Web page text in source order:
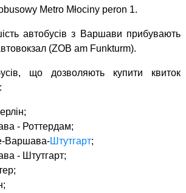
Metro Młociny peron 1.
автобусів з Варшави прибувають
(ZOB am Funkturm).
що дозволяють купити квиток
- Роттердам;
Варшава-Штутгарт;
- Штутгарт;